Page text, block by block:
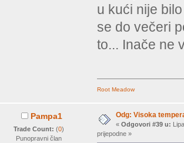
u kući nije
se do večeri
to... Inače ne
Root Meadow
Pampa1
Trade Count: (0)
Punopravni član
Odg: Visoka
« Odgovori #39 u:
prijepodne »